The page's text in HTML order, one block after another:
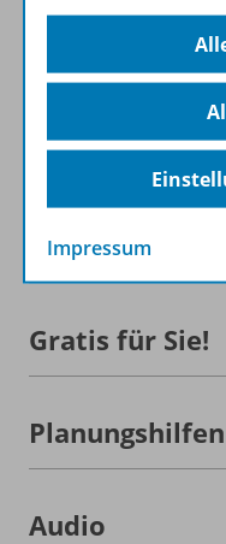
Konzept
Ergänzende
Gratis für Sie!
Planungshilfen
Audio
Impressum